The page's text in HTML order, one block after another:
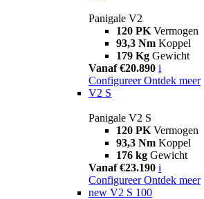
Panigale V2
120 PK Vermogen
93,3 Nm Koppel
179 Kg Gewicht
Vanaf €20.890 i
Configureer Ontdek meer
V2 S
Panigale V2 S
120 PK Vermogen
93,3 Nm Koppel
176 kg Gewicht
Vanaf €23.190 i
Configureer Ontdek meer
new V2 S 100